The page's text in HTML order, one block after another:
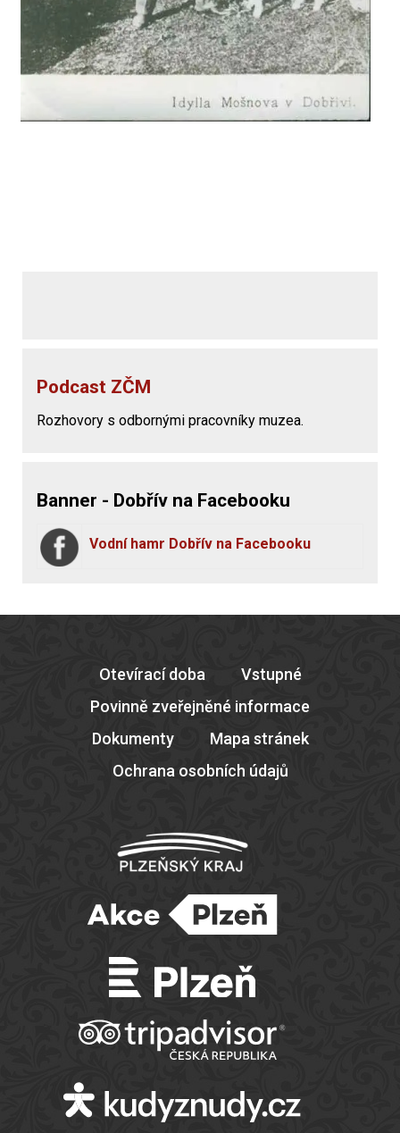
Podcast ZČM
Rozhovory s odbornými pracovníky muzea.
Banner - Dobřív na Facebooku
Vodní hamr Dobřív na Facebooku
Otevírací doba
Vstupné
Povinně zveřejněné informace
Dokumenty
Mapa stránek
Ochrana osobních údajů